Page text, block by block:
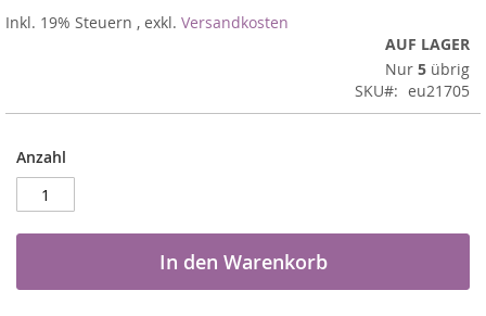
Inkl. 19% Steuern , exkl. Versandkosten
AUF LAGER
Nur 5 übrig
SKU
eu21705
Anzahl
In den Warenkorb